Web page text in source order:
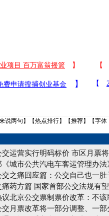
说两句 】【热点排行】【推荐】【字体
交运营实行明码标价 市区月票
《城市公共汽电车客运管理办法
交之痛回应篇：公交自己也一肚
痛药方篇 国家首部公交法规有
议北京公交票制票价改革：不
交月票改革将一部分调整、一部